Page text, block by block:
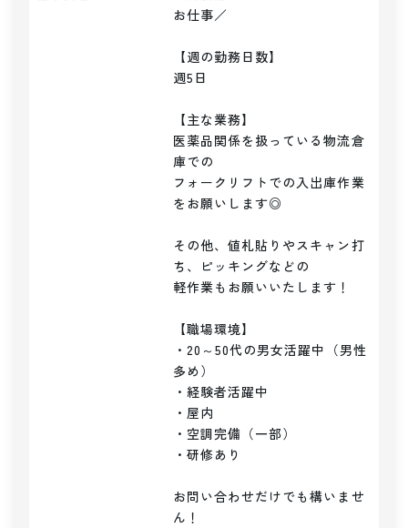
お仕事／
【週の勤務日数】
週5日
【主な業務】
医薬品関係を扱っている物流倉
庫での
フォークリフトでの入出庫作業
をお願いします◎
その他、値札貼りやスキャン打
ち、ピッキングなどの
軽作業もお願いいたします！
【職場環境】
・20～50代の男女活躍中（男性
多め）
・経験者活躍中
・屋内
・空調完備（一部）
・研修あり
お問い合わせだけでも構いませ
ん！